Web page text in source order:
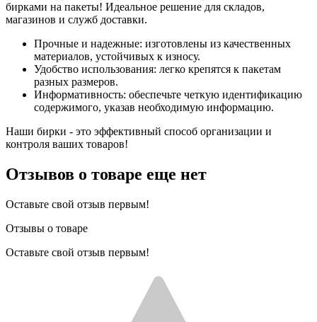
бирками на пакеты! Идеальное решение для складов,
магазинов и служб доставки.
Прочные и надежные: изготовлены из качественных
материалов, устойчивых к износу.
Удобство использования: легко крепятся к пакетам
разных размеров.
Информативность: обеспечьте четкую идентификацию
содержимого, указав необходимую информацию.
Наши бирки - это эффективный способ организации и
контроля ваших товаров!
Отзывов о товаре еще нет
Оставьте свой отзыв первым!
Отзывы о товаре
Оставьте свой отзыв первым!